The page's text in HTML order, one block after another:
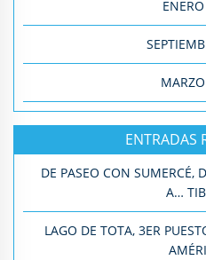
ENTRADAS
DE PASEO CON SUMERCÉ,
A…
LAGO DE TOTA, 3ER